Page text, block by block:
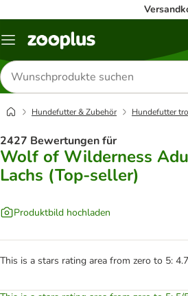
Menü
Produkte
suchen
Hundefutter & Zubehör Hundefutter
2427 Bewertungen für
Wolf of Wilderness
Lachs (Top-seller)
Produktbild hochladen
This is a stars rating area from zero to 5: